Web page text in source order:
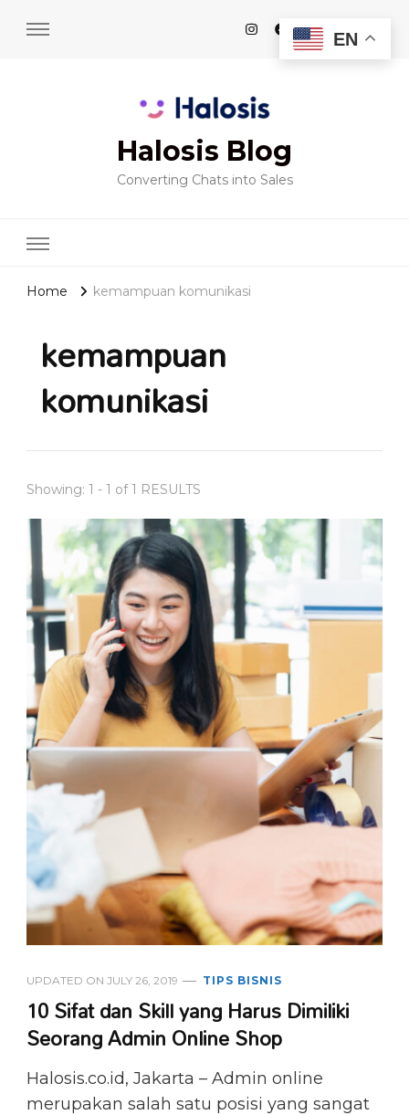
Halosis Blog
Converting Chats into Sales
Home kemampuan komunikasi
kemampuan
komunikasi
Showing: 1 - 1 of 1 RESULTS
UPDATED ON JULY 26, 2019 TIPS BISNIS
10 Sifat dan Skill yang Harus Dimiliki
Seorang Admin Online Shop
Halosis.co.id, Jakarta – Admin online
merupakan salah satu posisi yang sangat
EN